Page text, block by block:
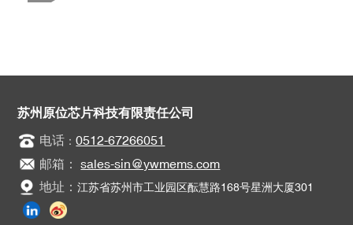
苏州原位芯片科技有限责任公司
电话 ：0512-67266051
邮箱：
sales-sin@ywmems.com
地址：江苏省苏州市工业园区酝慧路168号星洲大厦301